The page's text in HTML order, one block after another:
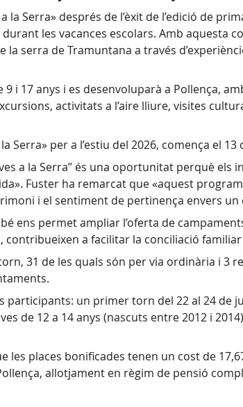
Serra» després de l’èxit de l’edició de
les vacances escolars. Amb aquesta
serra de Tramuntana a través
i 17 anys i es desenvoluparà a Pollença,
activitats a l’aire lliure, visites
Serra» per a l’estiu del 2026, comença el
a la Serra” és una oportunitat perquè els
Fuster ha remarcat que «aquest
i el sentiment de pertinença envers un
ens permet ampliar l’oferta de
a facilitar la conciliació familiar
31 de les quals són per via ordinària i 3
un primer torn del 22 al 24 de
de 12 a 14 anys (nascuts entre 2012 i
les places bonificades tenen un cost de
allotjament en règim de pensió